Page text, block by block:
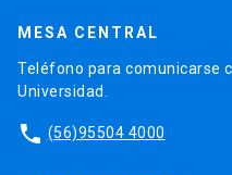
MESA CENTRAL
Teléfono para comunicarse
Universidad.
phone (56)95504 4000